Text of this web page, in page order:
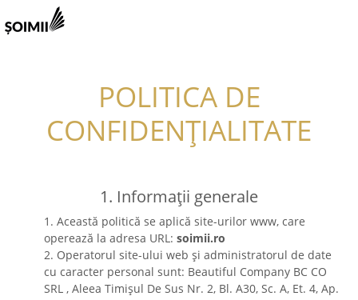
POLITICA DE
CONFIDENȚIALITATE
1. Informații generale
1. Această politică se aplică site-urilor www, care
operează la adresa URL: soimii.ro
2. Operatorul site-ului web și administratorul de date
cu caracter personal sunt: Beautiful Company BC CO
SRL , Aleea Timișul De Sus Nr. 2, Bl. A30, Sc. A, Et. 4, Ap.